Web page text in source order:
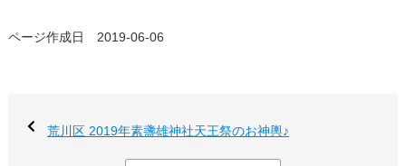
ページ作成日 2019-06-06
荒川区 2019年素盞雄神社天王祭のお神輿♪